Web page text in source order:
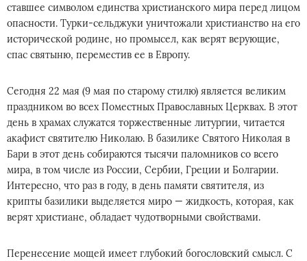
ставшее символом единства христианского мира перед лицом
опасности. Турки-сельджуки уничтожали христианство на его
исторической родине, но промысел, как верят верующие,
спас святыню, переместив ее в Европу.
Сегодня 22 мая (9 мая по старому стилю) является великим
праздником во всех Поместных Православных Церквах. В этот
день в храмах служатся торжественные литургии, читается
акафист святителю Николаю. В базилике Святого Николая в
Бари в этот день собираются тысячи паломников со всего
мира, в том числе из России, Сербии, Греции и Болгарии.
Интересно, что раз в году, в день памяти святителя, из
крипты базилики выделяется миро — жидкость, которая, как
верят христиане, обладает чудотворными свойствами.
Перенесение мощей имеет глубокий богословский смысл. С